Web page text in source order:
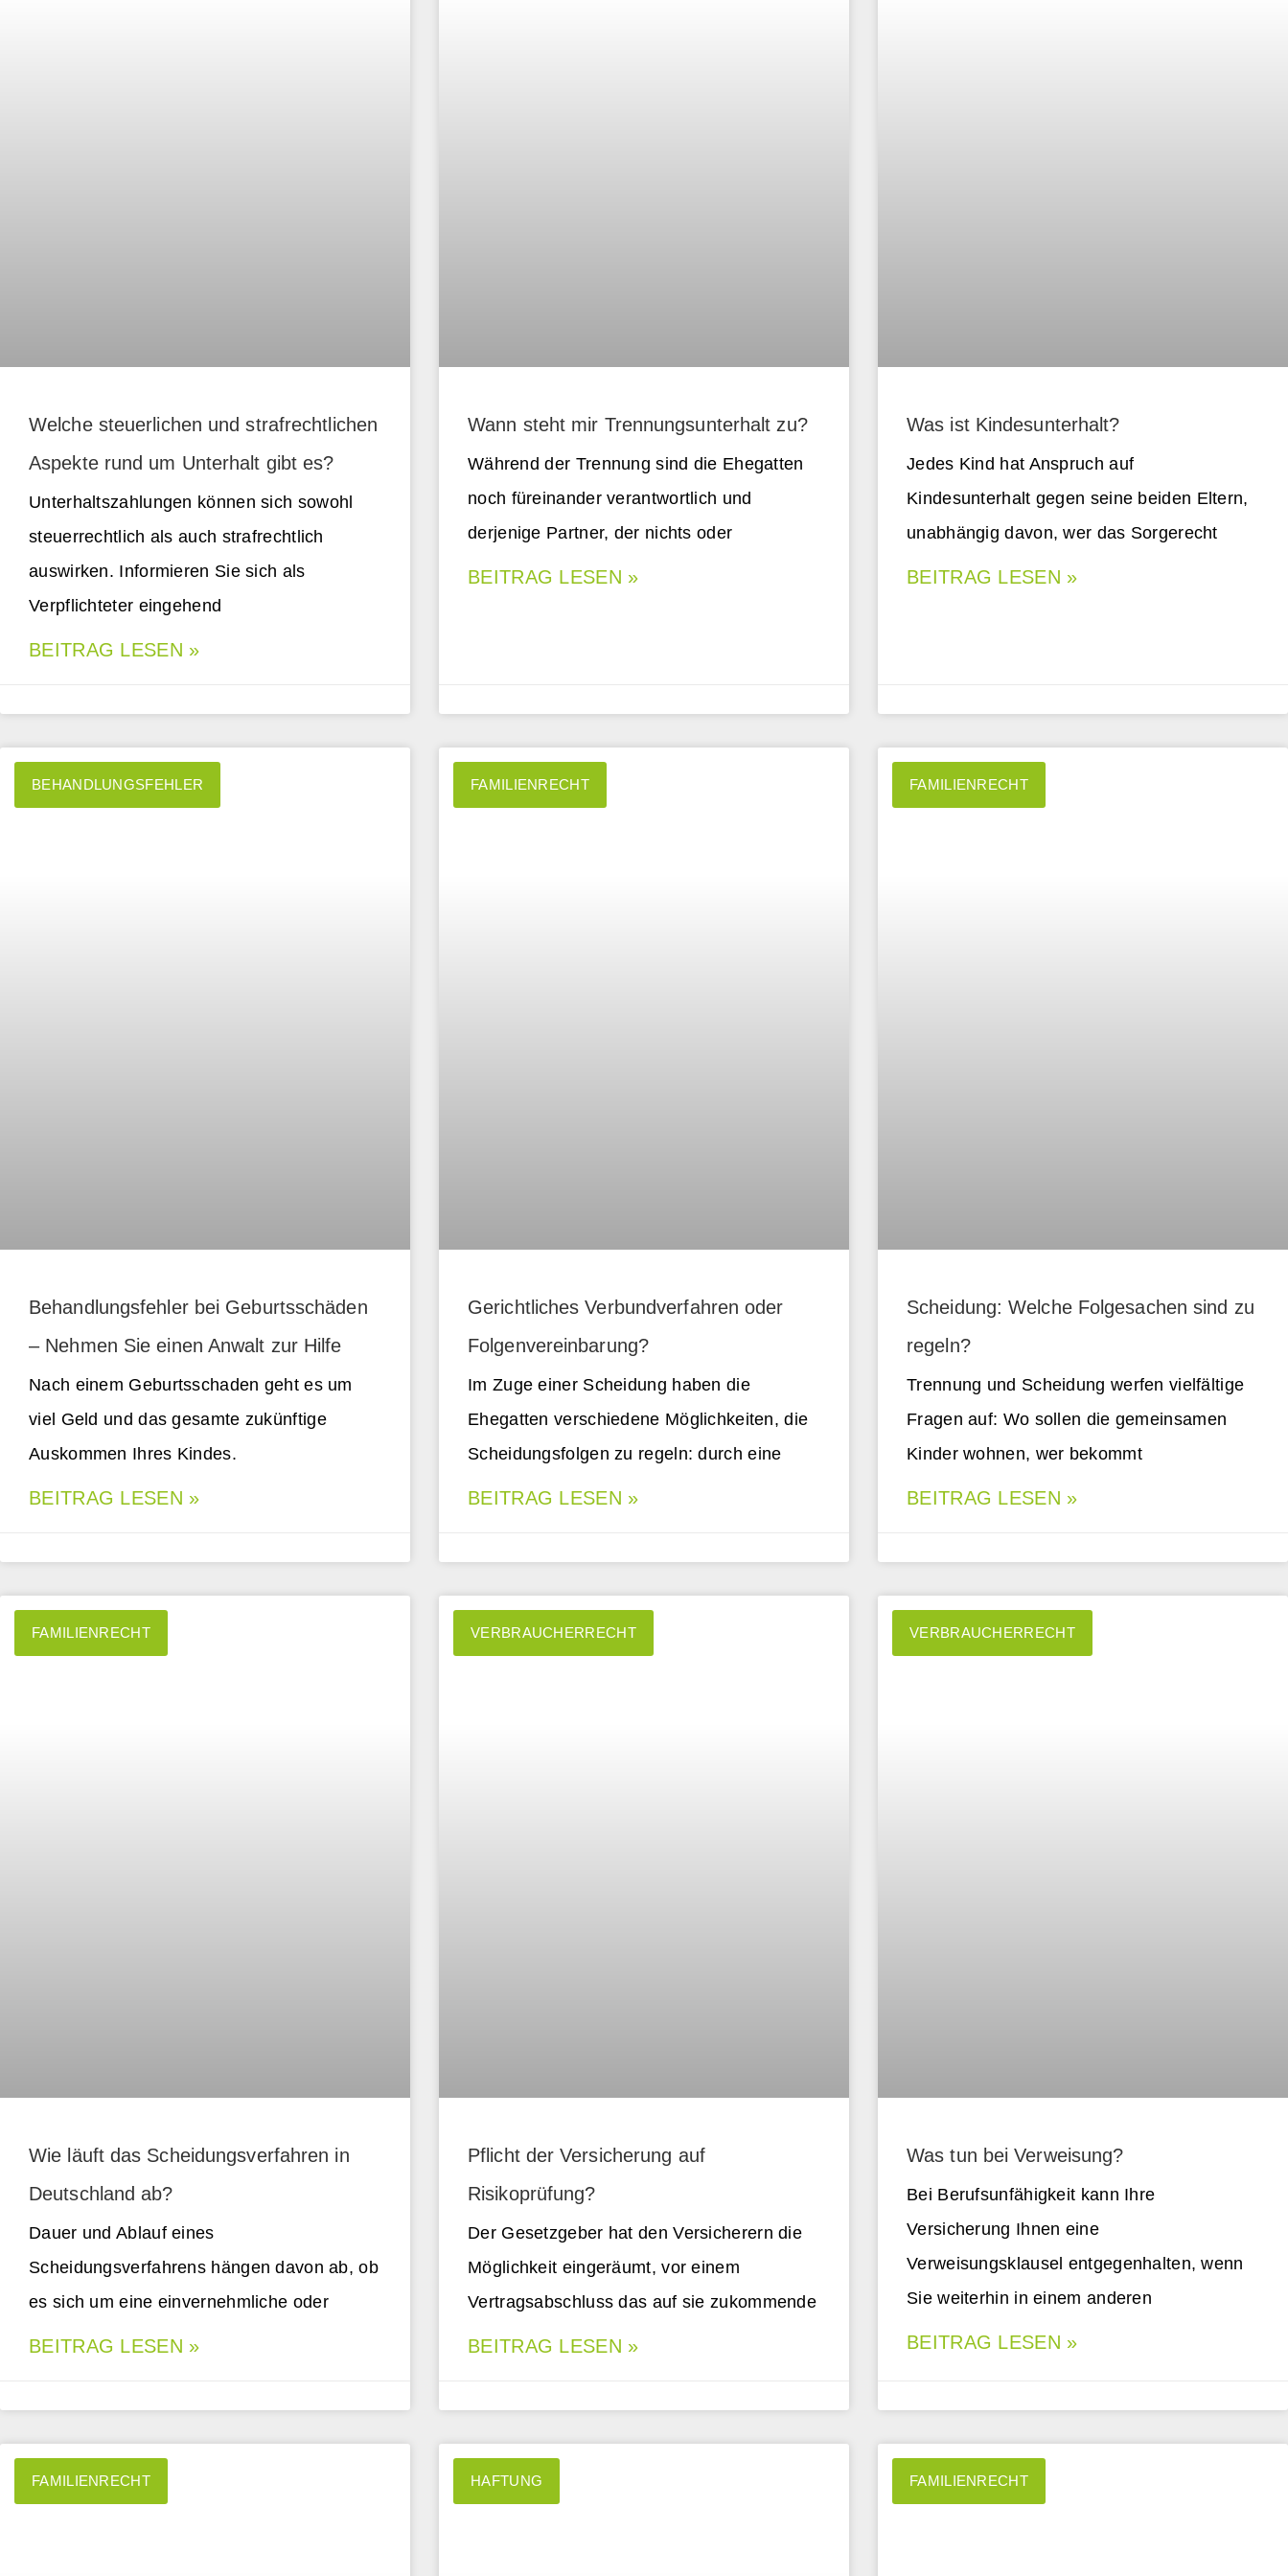
Welche steuerlichen und strafrechtlichen
Aspekte rund um Unterhalt gibt es?
Unterhaltszahlungen können sich sowohl
steuerrechtlich als auch strafrechtlich
auswirken. Informieren Sie sich als
Verpflichteter eingehend
BEITRAG LESEN »
Wann steht mir Trennungsunterhalt zu?
Während der Trennung sind die Ehegatten
noch füreinander verantwortlich und
derjenige Partner, der nichts oder
BEITRAG LESEN »
Was ist Kindesunterhalt?
Jedes Kind hat Anspruch auf
Kindesunterhalt gegen seine beiden Eltern,
unabhängig davon, wer das Sorgerecht
BEITRAG LESEN »
BEHANDLUNGSFEHLER
Behandlungsfehler bei Geburtsschäden
– Nehmen Sie einen Anwalt zur Hilfe
Nach einem Geburtsschaden geht es um
viel Geld und das gesamte zukünftige
Auskommen Ihres Kindes.
BEITRAG LESEN »
FAMILIENRECHT
Gerichtliches Verbundverfahren oder
Folgenvereinbarung?
Im Zuge einer Scheidung haben die
Ehegatten verschiedene Möglichkeiten, die
Scheidungsfolgen zu regeln: durch eine
BEITRAG LESEN »
FAMILIENRECHT
Scheidung: Welche Folgesachen sind zu
regeln?
Trennung und Scheidung werfen vielfältige
Fragen auf: Wo sollen die gemeinsamen
Kinder wohnen, wer bekommt
BEITRAG LESEN »
FAMILIENRECHT
Wie läuft das Scheidungsverfahren in
Deutschland ab?
Dauer und Ablauf eines
Scheidungsverfahrens hängen davon ab, ob
es sich um eine einvernehmliche oder
BEITRAG LESEN »
VERBRAUCHERRECHT
Pflicht der Versicherung auf
Risikoprüfung?
Der Gesetzgeber hat den Versicherern die
Möglichkeit eingeräumt, vor einem
Vertragsabschluss das auf sie zukommende
BEITRAG LESEN »
VERBRAUCHERRECHT
Was tun bei Verweisung?
Bei Berufsunfähigkeit kann Ihre
Versicherung Ihnen eine
Verweisungsklausel entgegenhalten, wenn
Sie weiterhin in einem anderen
BEITRAG LESEN »
FAMILIENRECHT HAFTUNG FAMILIENRECHT